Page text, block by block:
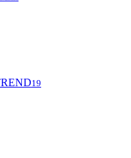
19